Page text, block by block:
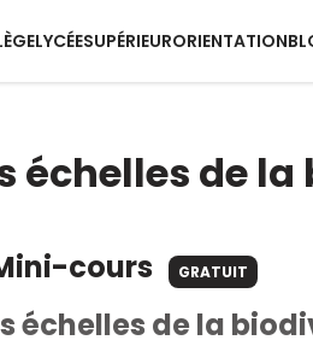
LYCÉESUPÉRIEURORIENTATION
échelles de
cours GRATUIT
échelles de la